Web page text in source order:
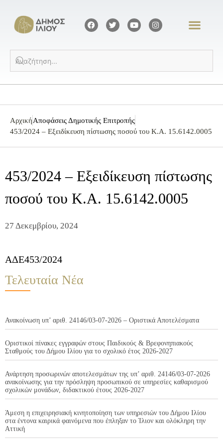
ΑρχικήΑποφάσεις Δημοτικής Επιτροπής
453/2024 – Εξειδίκευση πίστωσης ποσού του Κ.Α. 15.6142.0005
453/2024 – Εξειδίκευση πίστωσης
ποσού του Κ.Α. 15.6142.0005
27 Δεκεμβρίου, 2024
ΑΔΕ453/2024
Τελευταία Νέα
Ανακοίνωση υπ’ αριθ. 24146/03-07-2026 – Οριστικά Αποτελέσματα
Οριστικοί πίνακες εγγραφών στους Παιδικούς & Βρεφονηπιακούς
Σταθμούς του Δήμου Ιλίου για το σχολικό έτος 2026-2027
Ανάρτηση προσωρινών αποτελεσμάτων της υπ’ αριθ. 24146/03-07-2026
ανακοίνωσης για την πρόσληψη προσωπικού σε υπηρεσίες καθαρισμού
σχολικών μονάδων, διδακτικού έτους 2026-2027
Άμεση η επιχειρησιακή κινητοποίηση των υπηρεσιών του Δήμου Ιλίου
στα έντονα καιρικά φαινόμενα που έπληξαν το Ίλιον και ολόκληρη την
Αττική